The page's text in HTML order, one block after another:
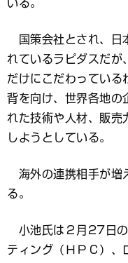
いる。
国策会社とされ、日
れているラピダスだが
だけにこだわっている
背を向け、世界各地の
れた技術や人材、販売
しようとしている。
海外の連携相手が増
る。
小池氏は２月27日の
ティング（ＨＰＣ）、